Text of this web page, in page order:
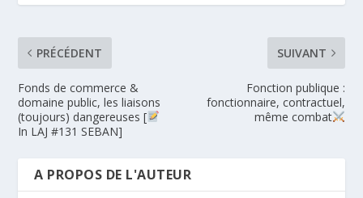
PRÉCÉDENT
Fonds de commerce &
domaine public, les liaisons
(toujours) dangereuses [
In LAJ #131 SEBAN]
SUIVANT
Fonction publique :
fonctionnaire, contractuel,
même combat
A PROPOS DE L'AUTEUR